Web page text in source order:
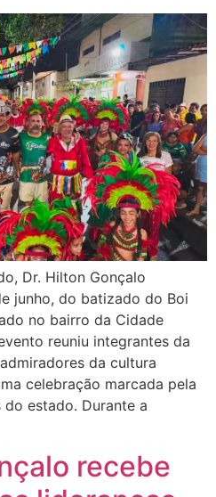
Dr. Hilton Gonçalo
junho, do batizado do Boi
no bairro da Cidade
reuniu integrantes da
da cultura
celebração marcada pela
estado. Durante a
recebe